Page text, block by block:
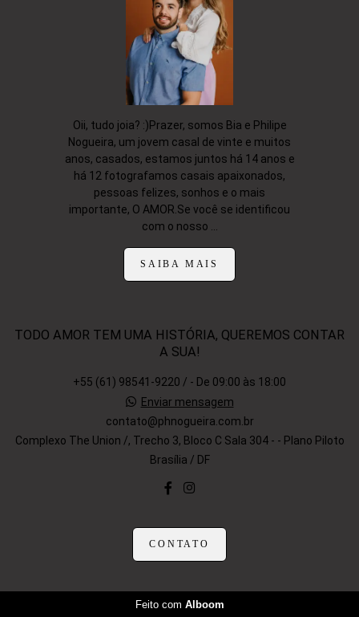
Oii, tudo joia? :)Prazer, somos Bia e Philipe
Nogueira, um jovem casal de vinte e muitos
anos, casados, estamos juntos há 14 anos e
há 12 fotografamos casais apaixonados,
pessoas felizes, sonhos e o mais
importante, O AMOR.Se você se identificou
com o nosso ...
SAIBA MAIS
TODO AMOR TEM UMA HISTÓRIA, QUEREMOS CONTAR
A SUA!
+55 (61) 98541-9220 / - De 09:00 às 18:00
Enviar mensagem
contato@phnogueira.com.br
Complexo The Union /, Trecho 3, Bloco C Sala 304 - - Plano Piloto
Brasília / DF
CONTATO
Feito com Alboom